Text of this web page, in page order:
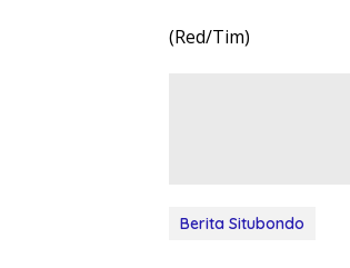
(Red/Tim)
Berita Situbondo